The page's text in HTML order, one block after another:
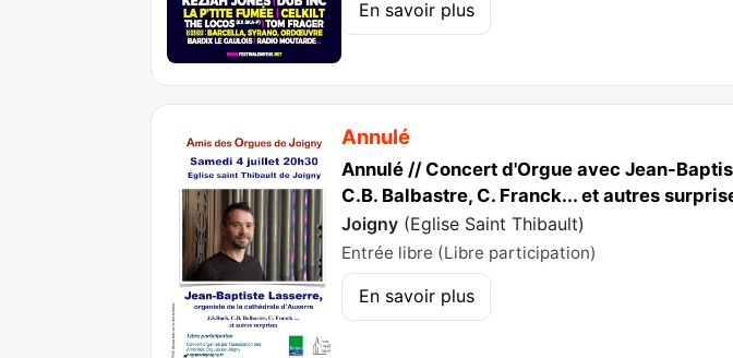
En savoir plus
Annulé
Annulé // Concert d'Orgue avec Jean-
C.B. Balbastre, C. Franck... et autres
Joigny (Eglise Saint Thibault)
Entrée libre (Libre participation)
En savoir plus